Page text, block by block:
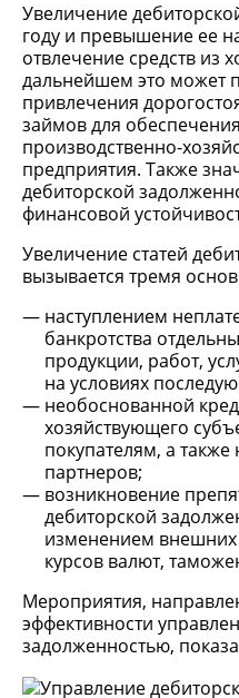
Увеличение
году и превышение ее
отвлечение средств из
дальнейшем это может
привлечения
займов для
производственно-
предприятия. Также
дебиторской
финансовой
Увеличение статей
вызывается тремя
наступлением
банкротства
продукции, работ,
на условиях
необоснованной
хозяйствующего
покупателям, а
партнеров;
возникновение
дебиторской
изменением
курсов валют,
Мероприятия,
эффективности
задолженностью,